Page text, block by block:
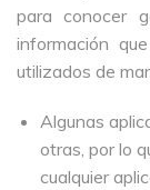
para conocer
información
utilizados de
Algunas
otras, por lo
cualquier